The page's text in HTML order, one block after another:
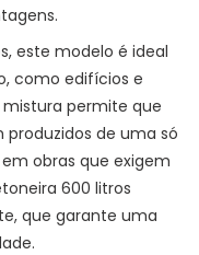
este modelo é ideal
como edifícios e
permite que
de uma só
obras que exigem
600 litros
que garante uma